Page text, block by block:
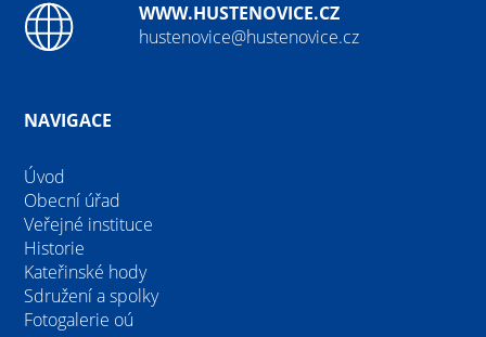
WWW.HUSTENOVICE.CZ
hustenovice@hustenovice.cz
NAVIGACE
Úvod
Obecní úřad
Veřejné instituce
Historie
Kateřinské hody
Sdružení a spolky
Fotogalerie oú